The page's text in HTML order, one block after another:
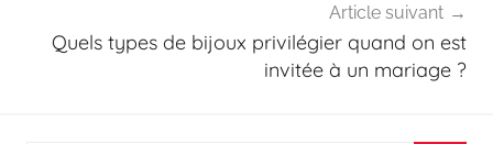
Article suivant
Quels types de bijoux privilégier quand on est
invitée à un mariage ?